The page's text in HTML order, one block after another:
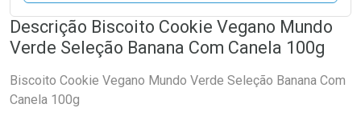
Descrição Biscoito Cookie Vegano Mundo
Verde Seleção Banana Com Canela 100g
Biscoito Cookie Vegano Mundo Verde Seleção Banana Com
Canela 100g